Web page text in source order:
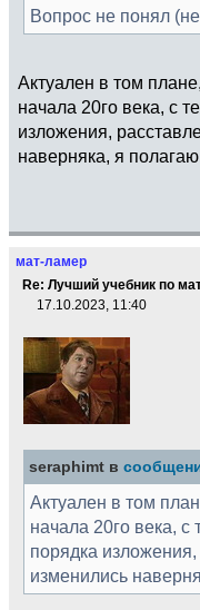
Вопрос не понял
Актуален в том
начала 20го века, с
изложения,
наверняка, я
мат-ламер
Re: Лучший учебник по
17.10.2023, 11:40
seraphimt в
Актуален в том
начала 20го века, с
порядка изложения,
изменились